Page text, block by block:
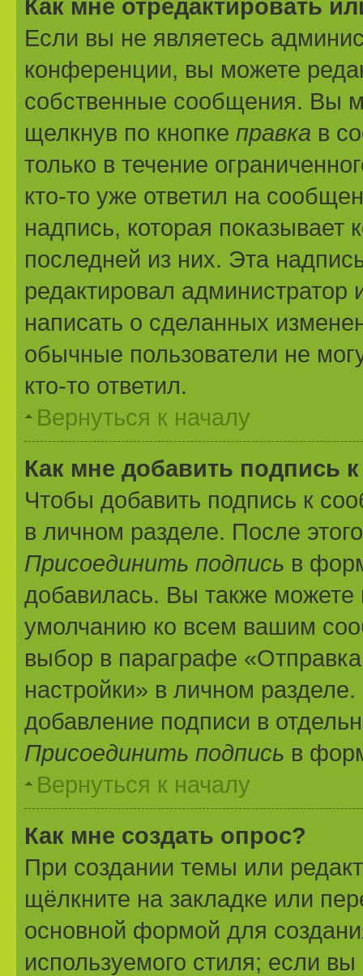
Как мне отредактировать
Если вы не являетесь
конференции, вы можете
собственные сообщения. Вы
щелкнув по кнопке правка в
только в течение
кто-то уже ответил на
надпись, которая показывает
последней из них. Эта
редактировал
написать о сделанных
обычные пользователи не
кто-то ответил.
Вернуться к началу
Как мне добавить подпись
Чтобы добавить подпись к
в личном разделе. После
Присоединить подпись в
добавилась. Вы также можете
умолчанию ко всем вашим
выбор в параграфе
настройки» в личном
добавление подписи в
Присоединить подпись в
Вернуться к началу
Как мне создать опрос?
При создании темы или
щёлкните на закладке или
основной формой для
используемого стиля; если